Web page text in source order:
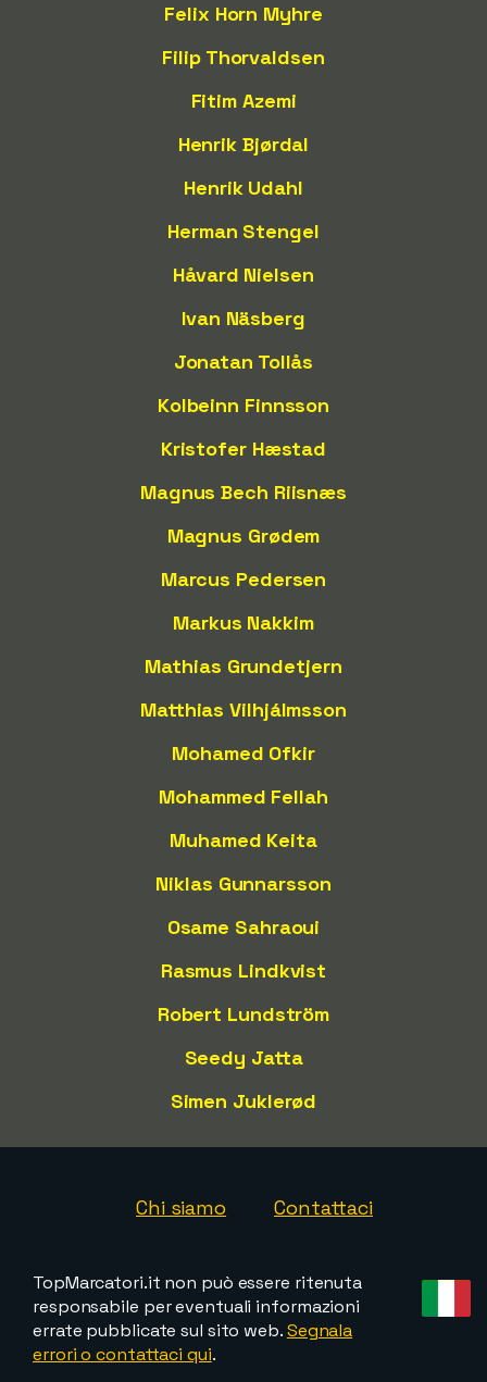
Felix Horn Myhre
Filip Thorvaldsen
Fitim Azemi
Henrik Bjørdal
Henrik Udahl
Herman Stengel
Håvard Nielsen
Ivan Näsberg
Jonatan Tollås
Kolbeinn Finnsson
Kristofer Hæstad
Magnus Bech Riisnæs
Magnus Grødem
Marcus Pedersen
Markus Nakkim
Mathias Grundetjern
Matthias Vilhjálmsson
Mohamed Ofkir
Mohammed Fellah
Muhamed Keita
Niklas Gunnarsson
Osame Sahraoui
Rasmus Lindkvist
Robert Lundström
Seedy Jatta
Simen Juklerød
Chi siamo Contattaci
TopMarcatori.it non può essere ritenuta
responsabile per eventuali informazioni
errate pubblicate sul sito web.Segnala
errori o contattaci qui.